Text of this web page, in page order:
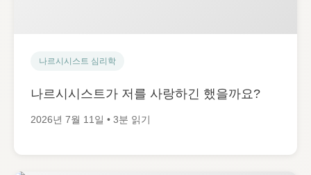
나르시시스트 심리학
나르시시스트가 저를 사랑하긴 했을까요?
2026년 7월 11일 • 3분 읽기